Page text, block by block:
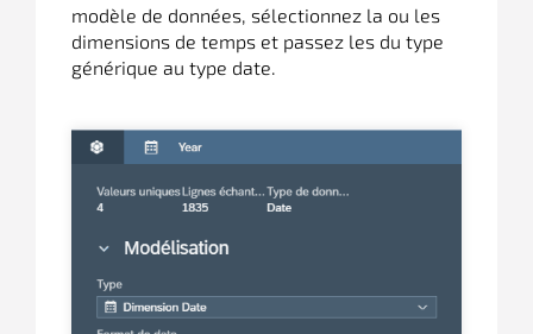
modèle de données, sélectionnez la ou les
dimensions de temps et passez les du type
générique au type date.